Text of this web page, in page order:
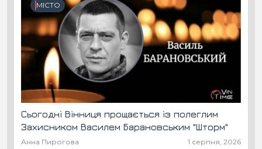
МІСТО
Сьогодні Вінниця прощається із полеглим
Захисником Василем Барановським "Шторм"
Анна Пирогова
1 серпня, 2026